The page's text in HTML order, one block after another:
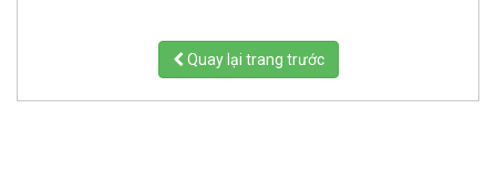
Quay lại trang trước